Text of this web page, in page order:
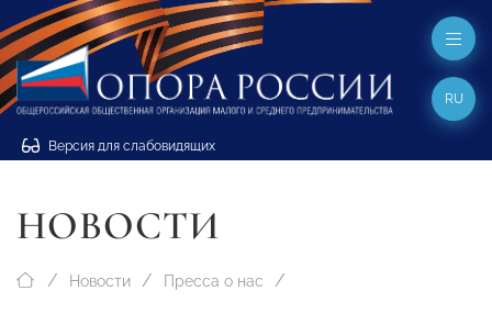
Версия для слабовидящих
RU
НОВОСТИ
Новости Пресса о нас